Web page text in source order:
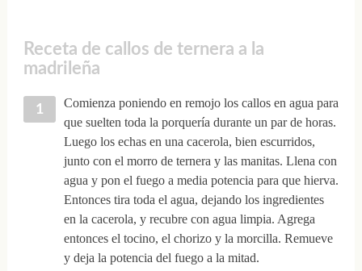
Receta de callos de ternera a la
madrileña
Comienza poniendo en remojo los callos en agua para
que suelten toda la porquería durante un par de horas.
Luego los echas en una cacerola, bien escurridos,
junto con el morro de ternera y las manitas. Llena con
agua y pon el fuego a media potencia para que hierva.
Entonces tira toda el agua, dejando los ingredientes
en la cacerola, y recubre con agua limpia. Agrega
entonces el tocino, el chorizo y la morcilla. Remueve
y deja la potencia del fuego a la mitad.